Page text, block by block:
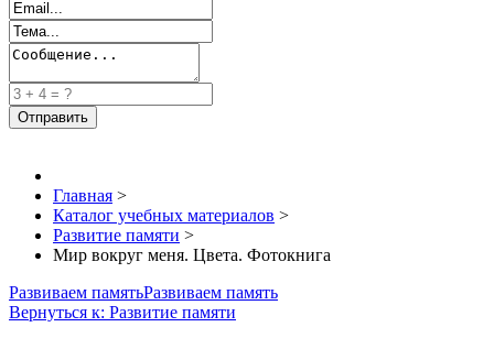
Главная >
Каталог учебных материалов >
Развитие памяти >
Мир вокруг меня. Цвета. Фотокнига
Развиваем памятьРазвиваем память
Вернуться к: Развитие памяти